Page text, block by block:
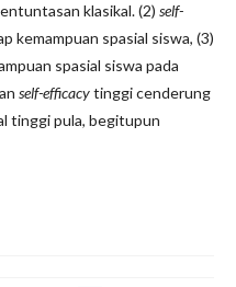
klasikal. (2) self-
kemampuan spasial siswa, (3)
spasial siswa pada
self-efficacytinggi cenderung
tinggi pula, begitupun